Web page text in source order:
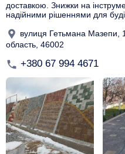
доставкою. Знижки на
надійними рішеннями для
вулиця Гетьмана Мазепи,
область, 46002
+380 67 994 4671